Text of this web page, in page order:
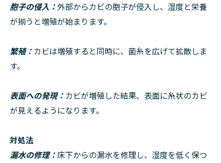
胞子の侵入：外部からカビの胞子が侵入し、湿度と栄養
が揃うと増殖が始まります。
繁殖： カビは増殖すると同時に、菌糸を広げて拡散しま
す。
表面への発現： カビが増殖した結果、表面に糸状のカビ
が見えるようになります。
対処法
漏水の修理：床下からの漏水を修理し、湿度を低く保つ